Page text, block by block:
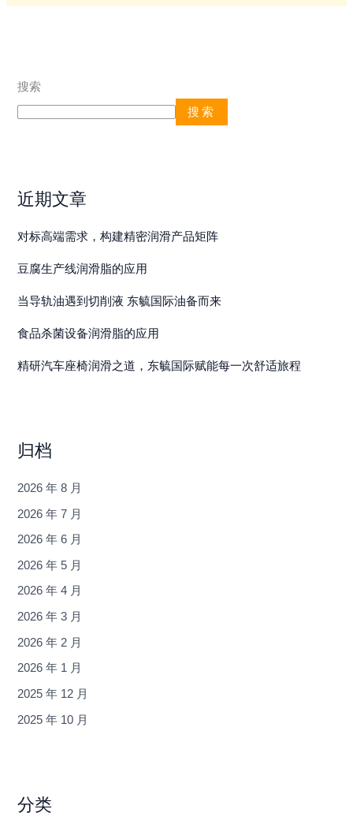
搜索
搜索
近期文章
对标高端需求，构建精密润滑产品矩阵
豆腐生产线润滑脂的应用
当导轨油遇到切削液 东毓国际油备而来
食品杀菌设备润滑脂的应用
精研汽车座椅润滑之道，东毓国际赋能每一次舒适旅程
归档
2026 年 8 月
2026 年 7 月
2026 年 6 月
2026 年 5 月
2026 年 4 月
2026 年 3 月
2026 年 2 月
2026 年 1 月
2025 年 12 月
2025 年 10 月
分类